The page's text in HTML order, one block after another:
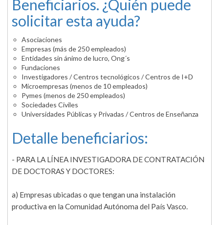
Beneficiarios. ¿Quién puede
solicitar esta ayuda?
Asociaciones
Empresas (más de 250 empleados)
Entidades sin ánimo de lucro, Ong´s
Fundaciones
Investigadores / Centros tecnológicos / Centros de I+D
Microempresas (menos de 10 empleados)
Pymes (menos de 250 empleados)
Sociedades Civiles
Universidades Públicas y Privadas / Centros de Enseñanza
Detalle beneficiarios:
- PARA LA LÍNEA INVESTIGADORA DE CONTRATACIÓN
DE DOCTORAS Y DOCTORES:
a) Empresas ubicadas o que tengan una instalación
productiva en la Comunidad Autónoma del País Vasco.